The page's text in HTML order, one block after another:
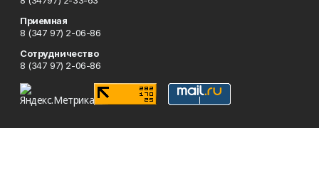
Приемная
8 (347 97) 2-06-86
Сотрудничество
8 (347 97) 2-06-86